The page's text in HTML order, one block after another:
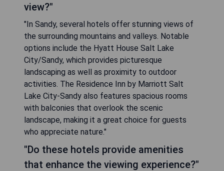
view?"
"In Sandy, several hotels offer stunning views of
the surrounding mountains and valleys. Notable
options include the Hyatt House Salt Lake
City/Sandy, which provides picturesque
landscaping as well as proximity to outdoor
activities. The Residence Inn by Marriott Salt
Lake City-Sandy also features spacious rooms
with balconies that overlook the scenic
landscape, making it a great choice for guests
who appreciate nature."
"Do these hotels provide amenities
that enhance the viewing experience?"